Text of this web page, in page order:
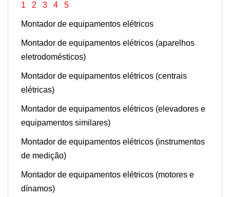
1 2 3 4 5
Montador de equipamentos elétricos
Montador de equipamentos elétricos (aparelhos
eletrodomésticos)
Montador de equipamentos elétricos (centrais
elétricas)
Montador de equipamentos elétricos (elevadores e
equipamentos similares)
Montador de equipamentos elétricos (instrumentos
de medição)
Montador de equipamentos elétricos (motores e
dínamos)